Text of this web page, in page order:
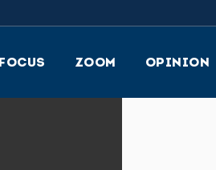
FOCUS ZOOM OPINION